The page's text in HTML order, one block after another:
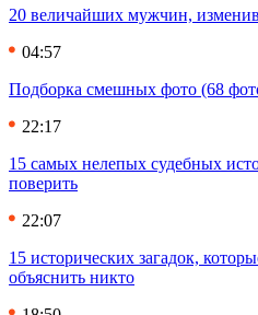
20 величайших мужчин,
04:57
Подборка смешных фото (68
22:17
15 самых нелепых судебных
поверить
22:07
15 исторических загадок,
объяснить никто